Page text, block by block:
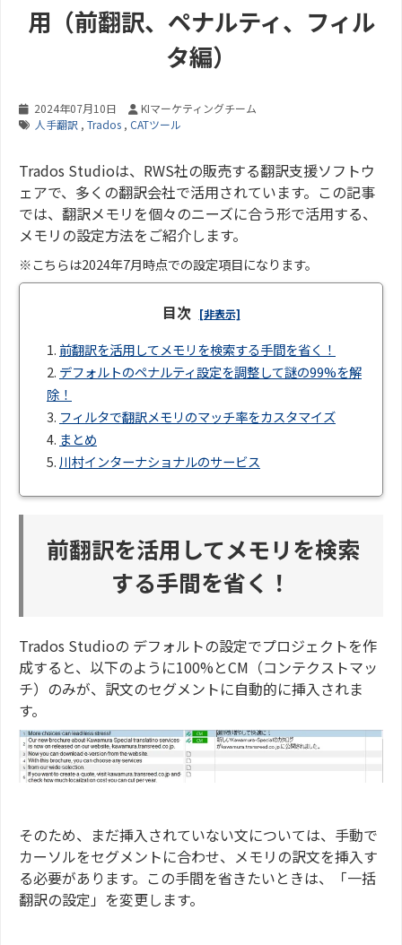
用（前翻訳、ペナルティ、フィル
タ編）
2024年07月10日
KIマーケティングチーム
人手翻訳 , Trados , CATツール
Trados Studioは、RWS社の販売する翻訳支援ソフトウ
ェアで、多くの翻訳会社で活用されています。この記事
では、翻訳メモリを個々のニーズに合う形で活用する、
メモリの設定方法をご紹介します。
※こちらは2024年7月時点での設定項目になります。
目次 [非表示]
1. 前翻訳を活用してメモリを検索する手間を省く！
2. デフォルトのペナルティ設定を調整して謎の99%を解
除！
3. フィルタで翻訳メモリのマッチ率をカスタマイズ
4. まとめ
5. 川村インターナショナルのサービス
前翻訳を活用してメモリを検索
する手間を省く！
Trados Studioの デフォルトの設定でプロジェクトを作
成すると、以下のように100%とCM（コンテクストマッ
チ）のみが、訳文のセグメントに自動的に挿入されま
す。
そのため、まだ挿入されていない文については、手動で
カーソルをセグメントに合わせ、メモリの訳文を挿入す
る必要があります。この手間を省きたいときは、「一括
翻訳の設定」を変更します。